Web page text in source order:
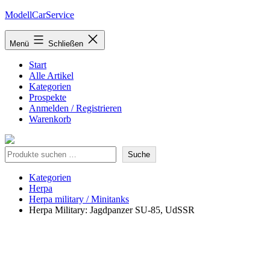
Zum
springen
ModellCarService
Menü Schließen
Start
Alle Artikel
Kategorien
Prospekte
Anmelden / Registrieren
Warenkorb
Suche Suche
Kategorien
Herpa
Herpa military / Minitanks
Herpa Military: Jagdpanzer SU-85, UdSSR